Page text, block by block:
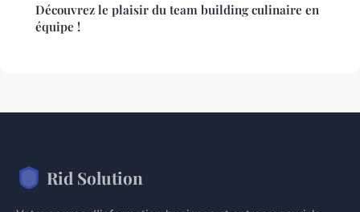
Découvrez le plaisir du team building culinaire en
équipe !
Rid Solution